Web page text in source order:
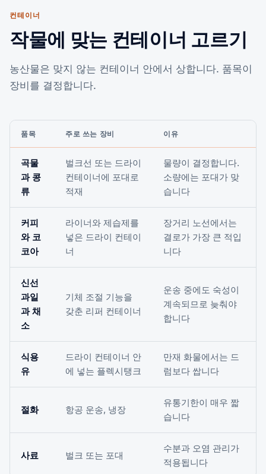
컨테이너
작물에 맞는 컨테이너 고르기
농산물은 맞지 않는 컨테이너 안에서 상합니다. 품목이
장비를 결정합니다.
품목 주로 쓰는 장비 이유
곡물
과 콩
류
벌크선 또는 드라이
컨테이너에 포대로
적재
물량이 결정합니다.
소량에는 포대가 맞
습니다
커피
와 코
코아
라이너와 제습제를
넣은 드라이 컨테이
너
장거리 노선에서는
결로가 가장 큰 적입
니다
신선
과일
과 채
소
기체 조절 기능을
갖춘 리퍼 컨테이너
운송 중에도 숙성이
계속되므로 늦춰야
합니다
식용
유
드라이 컨테이너 안
에 넣는 플렉시탱크
만재 화물에서는 드
럼보다 쌉니다
절화 항공 운송, 냉장
유통기한이 매우 짧
습니다
사료 벌크 또는 포대
수분과 오염 관리가
적용됩니다